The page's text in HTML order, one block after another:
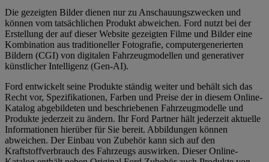
Die gezeigten Bilder dienen nur zu Anschauungszwecken und
können vom tatsächlichen Produkt abweichen. Ford nutzt bei der
Erstellung der auf dieser Website gezeigten Filme und Bilder eine
Kombination aus traditioneller Fotografie, computergenerierten
Bildern (CGI) von digitalen Fahrzeugmodellen und generativer
künstlicher Intelligenz (Gen-AI).
Ford entwickelt seine Produkte ständig weiter und behält sich das
Recht vor, Spezifikationen, Farben und Preise der in diesem Online-
Katalog abgebildeten und beschriebenen Fahrzeugmodelle und
Produkte jederzeit zu ändern. Ihr Ford Partner hält jederzeit aktuelle
Informationen hierüber für Sie bereit. Abbildungen können
abweichen. Der Einbau von Zubehör kann sich auf den
Kraftstoffverbrauch des Fahrzeugs auswirken. Dieser Online-